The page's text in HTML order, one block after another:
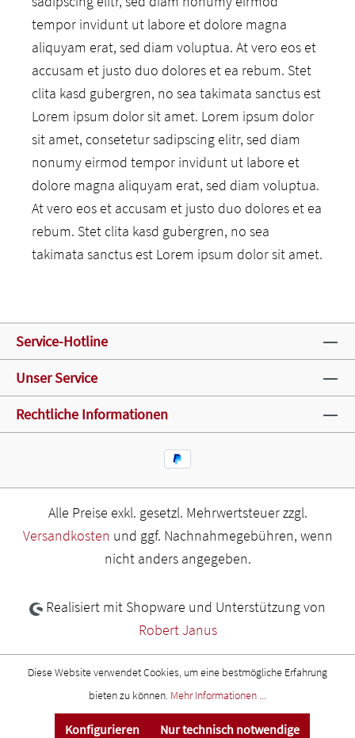
tempor invidunt ut labore et dolore magna
aliquyam erat, sed diam voluptua. At vero eos et
accusam et justo duo dolores et ea rebum. Stet
clita kasd gubergren, no sea takimata sanctus est
Lorem ipsum dolor sit amet. Lorem ipsum dolor
sit amet, consetetur sadipscing elitr, sed diam
nonumy eirmod tempor invidunt ut labore et
dolore magna aliquyam erat, sed diam voluptua.
At vero eos et accusam et justo duo dolores et ea
rebum. Stet clita kasd gubergren, no sea
takimata sanctus est Lorem ipsum dolor sit amet.
Service-Hotline
Unser Service
Rechtliche Informationen
Alle Preise exkl. gesetzl. Mehrwertsteuer zzgl.
Versandkosten und ggf. Nachnahmegebühren, wenn
nicht anders angegeben.
Realisiert mit Shopware und Unterstützung von
Robert Janus
Diese Website verwendet Cookies, um eine bestmögliche Erfahrung
bieten zu können. Mehr Informationen ...
Nur technisch notwendige
Konfigurieren